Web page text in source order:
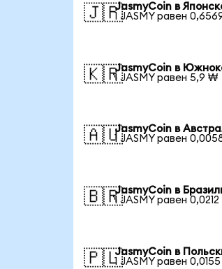
🇯🇵JasmyCoin в
1 JASMY равен
🇰🇷JasmyCoin в
1 JASMY равен 5,9 ₩
🇦🇺JasmyCoin в
1 JASMY равен
🇧🇷JasmyCoin в
1 JASMY равен 0,0212
🇵🇱JasmyCoin в
1 JASMY равен 0,0155